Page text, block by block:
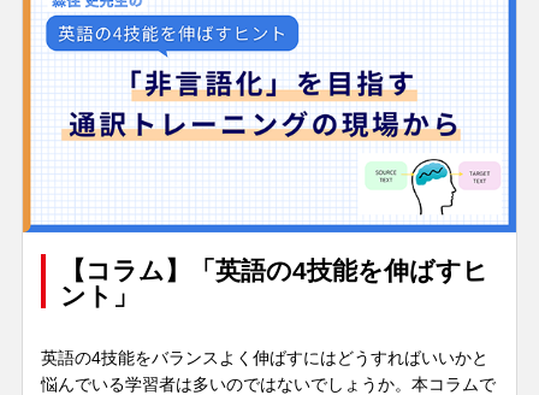
【コラム】「英語の4技能を伸ばすヒ
ント」
英語の4技能をバランスよく伸ばすにはどうすればいいかと
悩んでいる学習者は多いのではないでしょうか。本コラムで